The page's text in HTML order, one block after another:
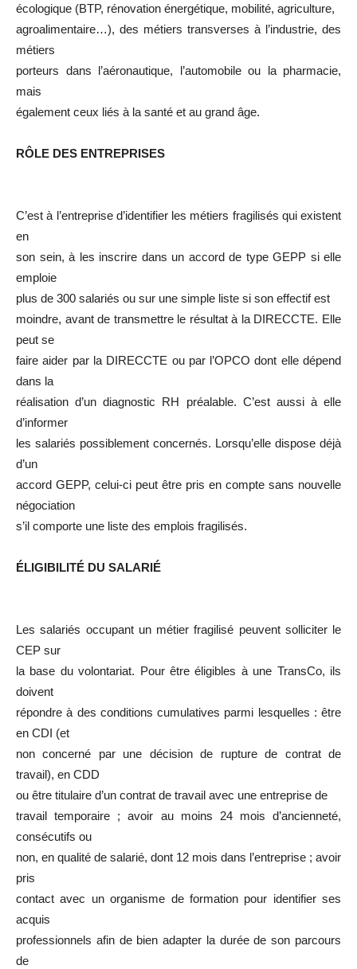
écologique (BTP, rénovation énergétique, mobilité, agriculture,
agroalimentaire…), des métiers transverses à l’industrie, des
métiers
porteurs dans l’aéronautique, l’automobile ou la pharmacie,
mais
également ceux liés à la santé et au grand âge.
RÔLE DES ENTREPRISES
C’est à l’entreprise d’identifier les métiers fragilisés qui existent
en
son sein, à les inscrire dans un accord de type GEPP si elle
emploie
plus de 300 salariés ou sur une simple liste si son effectif est
moindre, avant de transmettre le résultat à la DIRECCTE. Elle
peut se
faire aider par la DIRECCTE ou par l’OPCO dont elle dépend
dans la
réalisation d’un diagnostic RH préalable. C’est aussi à elle
d’informer
les salariés possiblement concernés. Lorsqu’elle dispose déjà
d’un
accord GEPP, celui-ci peut être pris en compte sans nouvelle
négociation
s’il comporte une liste des emplois fragilisés.
ÉLIGIBILITÉ DU SALARIÉ
Les salariés occupant un métier fragilisé peuvent solliciter le
CEP sur
la base du volontariat. Pour être éligibles à une TransCo, ils
doivent
répondre à des conditions cumulatives parmi lesquelles : être
en CDI (et
non concerné par une décision de rupture de contrat de
travail), en CDD
ou être titulaire d’un contrat de travail avec une entreprise de
travail temporaire ; avoir au moins 24 mois d’ancienneté,
consécutifs ou
non, en qualité de salarié, dont 12 mois dans l’entreprise ; avoir
pris
contact avec un organisme de formation pour identifier ses
acquis
professionnels afin de bien adapter la durée de son parcours
de